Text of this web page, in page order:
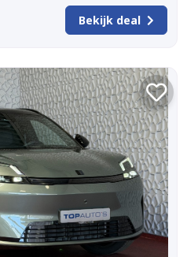
Bekijk deal